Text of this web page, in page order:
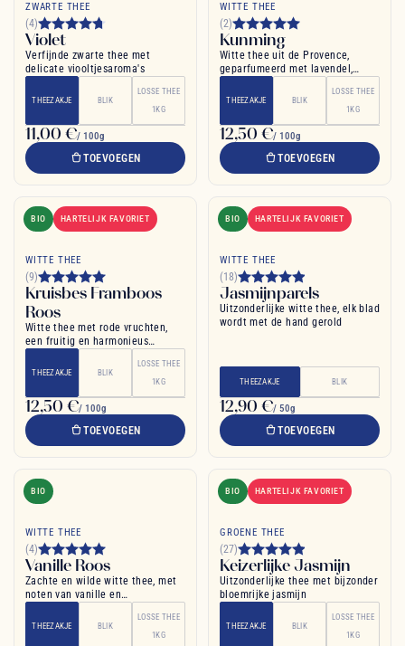
ZWARTE THEE
(4)
Violet
Verfijnde zwarte thee met
delicate viooltjesaroma's
THEEZAKJE BLIK
LOSSE THEE
1KG
11,00 €/ 100g
TOEVOEGEN
WITTE THEE
(2)
Kunming
Witte thee uit de Provence,
geparfumeerd met lavendel,
THEEZAKJE BLIK
LOSSE THEE
1KG
12,50 €/ 100g
TOEVOEGEN
BIO HARTELIJK FAVORIET
WITTE THEE
(9)
Kruisbes Framboos
Roos
Witte thee met rode vruchten,
een fruitig en harmonieus
THEEZAKJE BLIK
LOSSE THEE
1KG
12,50 €/ 100g
TOEVOEGEN
BIO HARTELIJK FAVORIET
WITTE THEE
(18)
Jasmijnparels
Uitzonderlijke witte thee, elk blad
wordt met de hand gerold
THEEZAKJE BLIK
12,90 €/ 50g
TOEVOEGEN
BIO
WITTE THEE
(4)
Vanille Roos
Zachte en wilde witte thee, met
noten van vanille en
THEEZAKJE BLIK
LOSSE THEE
1KG
BIO HARTELIJK FAVORIET
GROENE THEE
(27)
Keizerlijke Jasmijn
Uitzonderlijke thee met bijzonder
bloemrijke jasmijn
THEEZAKJE BLIK
LOSSE THEE
1KG